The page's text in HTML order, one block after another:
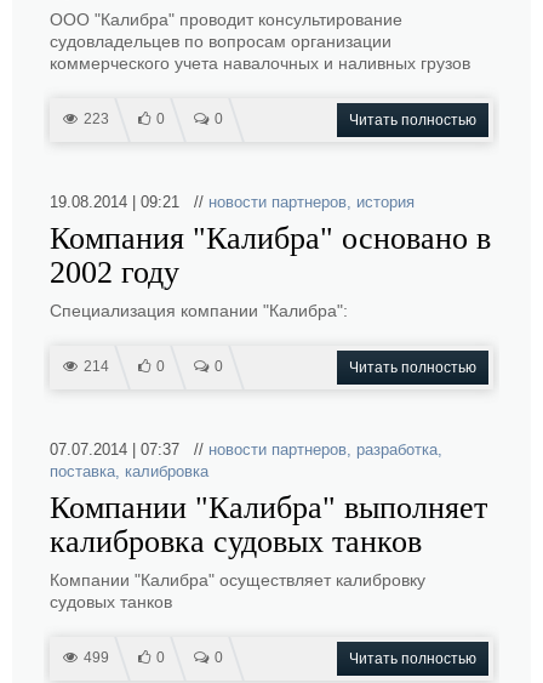
ООО "Калибра" проводит консультирование
судовладельцев по вопросам организации
коммерческого учета навалочных и наливных грузов
223 0 0 Читать полностью
19.08.2014 | 09:21 // новости партнеров, история
Компания "Калибра" основано в
2002 году
Специализация компании "Калибра":
214 0 0 Читать полностью
07.07.2014 | 07:37 // новости партнеров, разработка,
поставка, калибровка
Компании "Калибра" выполняет
калибровка судовых танков
Компании "Калибра" осуществляет калибровку
судовых танков
499 0 0 Читать полностью